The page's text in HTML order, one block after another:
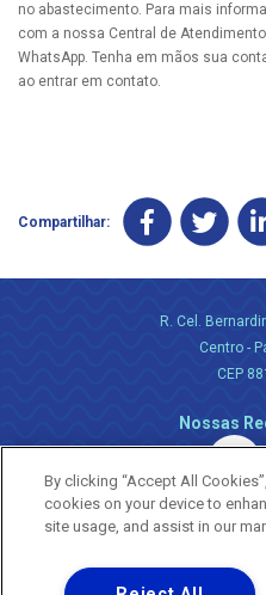
no abastecimento. Para mais
com a nossa Central de
WhatsApp. Tenha em mãos sua
ao entrar em contato.
Compartilhar:
R. Cel.
Centro -
CEP
Nossas
By clicking “Accept All
cookies on your device to
site usage, and assist in our